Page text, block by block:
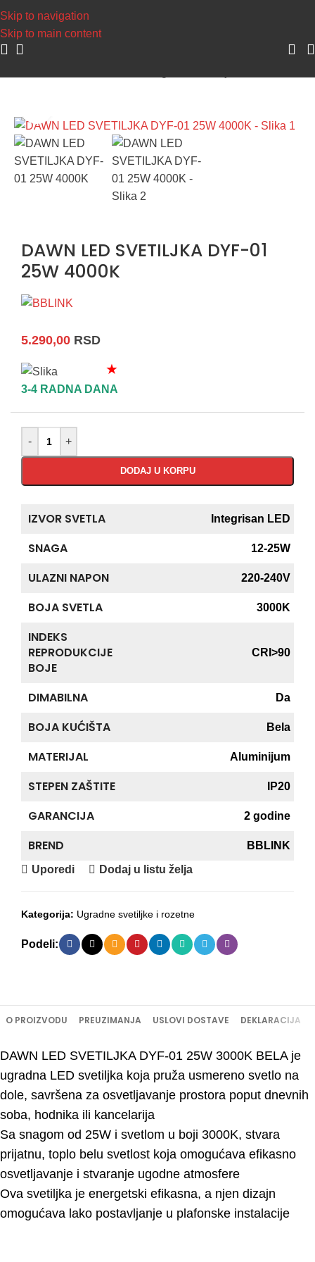
Skip to navigation
Skip to main content
DAWN LED SVETILJKA DYF-01
25W 4000K
5.290,00 RSD
★
3-4 RADNA DANA
- +
DODAJ U KORPU
IZVOR SVETLA Integrisan LED
SNAGA 12-25W
ULAZNI NAPON 220-240V
BOJA SVETLA 3000K
INDEKS
REPRODUKCIJE
BOJE
CRI>90
DIMABILNA Da
BOJA KUĆIŠTA Bela
MATERIJAL Aluminijum
STEPEN ZAŠTITE IP20
GARANCIJA 2 godine
BREND
BBLINK
Uporedi
Dodaj u listu želja
Kategorija: Ugradne svetiljke i rozetne
Podeli:
O PROIZVODU PREUZIMANJA USLOVI DOSTAVE DEKLARACIJA
DAWN LED SVETILJKA DYF-01 25W 3000K BELA je
ugradna LED svetiljka koja pruža usmereno svetlo na
dole, savršena za osvetljavanje prostora poput dnevnih
soba, hodnika ili kancelarija
Sa snagom od 25W i svetlom u boji 3000K, stvara
prijatnu, toplo belu svetlost koja omogućava efikasno
osvetljavanje i stvaranje ugodne atmosfere
Ova svetiljka je energetski efikasna, a njen dizajn
omogućava lako postavljanje u plafonske instalacije